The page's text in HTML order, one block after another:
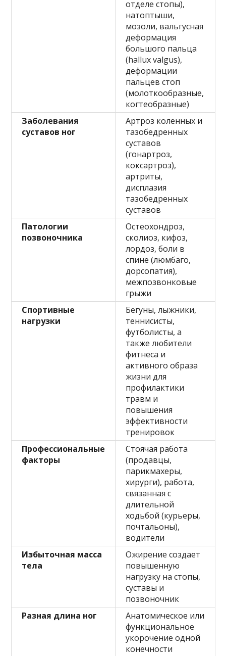
отделе стопы),
натоптыши,
мозоли, вальгусная
деформация
большого пальца
(hallux valgus),
деформации
пальцев стоп
(молоткообразные,
когтеобразные)
Заболевания
суставов ног
Артроз коленных и
тазобедренных
суставов
(гонартроз,
коксартроз),
артриты,
дисплазия
тазобедренных
суставов
Патологии
позвоночника
Остеохондроз,
сколиоз, кифоз,
лордоз, боли в
спине (люмбаго,
дорсопатия),
межпозвонковые
грыжи
Спортивные
нагрузки
Бегуны, лыжники,
теннисисты,
футболисты, а
также любители
фитнеса и
активного образа
жизни для
профилактики
травм и
повышения
эффективности
тренировок
Профессиональные
факторы
Стоячая работа
(продавцы,
парикмахеры,
хирурги), работа,
связанная с
длительной
ходьбой (курьеры,
почтальоны),
водители
Избыточная масса
тела
Ожирение создает
повышенную
нагрузку на стопы,
суставы и
позвоночник
Разная длина ног
Анатомическое или
функциональное
укорочение одной
конечности